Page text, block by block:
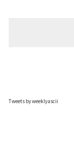
Tweets by weeklyascii